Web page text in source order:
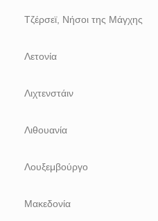
Τζέρσεϊ, Νήσοι της Μάγχης
Λετονία
Λιχτενστάιν
Λιθουανία
Λουξεμβούργο
Μακεδονία